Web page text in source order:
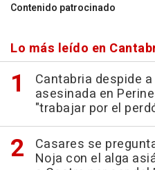
Contenido patrocinado
Lo más leído en
Cantabria despide
asesinada en
"trabajar por el
Casares se
Noja con el alga